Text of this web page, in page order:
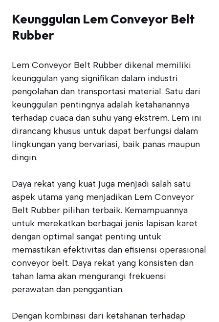
Keunggulan Lem Conveyor Belt
Rubber
Lem Conveyor Belt Rubber dikenal memiliki
keunggulan yang signifikan dalam industri
pengolahan dan transportasi material. Satu dari
keunggulan pentingnya adalah ketahanannya
terhadap cuaca dan suhu yang ekstrem. Lem ini
dirancang khusus untuk dapat berfungsi dalam
lingkungan yang bervariasi, baik panas maupun
dingin.
Daya rekat yang kuat juga menjadi salah satu
aspek utama yang menjadikan Lem Conveyor
Belt Rubber pilihan terbaik. Kemampuannya
untuk merekatkan berbagai jenis lapisan karet
dengan optimal sangat penting untuk
memastikan efektivitas dan efisiensi operasional
conveyor belt. Daya rekat yang konsisten dan
tahan lama akan mengurangi frekuensi
perawatan dan penggantian.
Dengan kombinasi dari ketahanan terhadap